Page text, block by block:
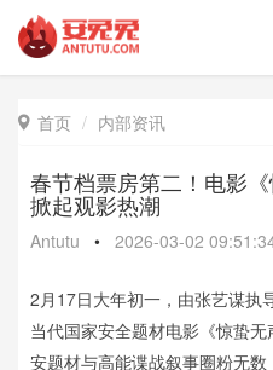
 首页 内部资讯
春节档票房第二！电影
掀起观影热潮
Antutu • 2026-03-02
2月17日大年初一，由张艺谋执
当代国家安全题材电影《惊蛰
安题材与高能谍战叙事圈粉无数